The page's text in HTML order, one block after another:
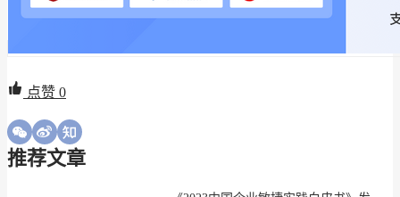
点赞 0
推荐文章